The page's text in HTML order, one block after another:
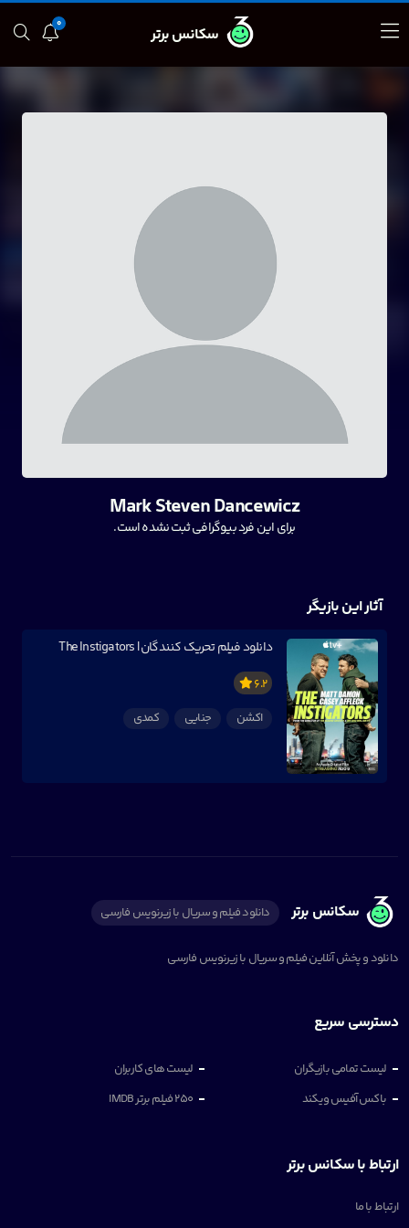
0
سکانس برتر
Mark Steven Dancewicz
برای این فرد بیوگرافی ثبت نشده است.
آثار این بازیگر
دانلود فیلم تحریک کنندگان | The Instigators
6.2
اکشن
جنایی کمدی
سکانس برتر دانلود فیلم و سریال با زیرنویس فارسی
دانلود و پخش آنلاین فیلم و سریال با زیرنویس فارسی
دسترسی سریع
لیست تمامی بازیگران
لیست های کاربران
باکس آفیس ویکند
250 فیلم برتر IMDB
ارتباط با سکانس برتر
ارتباط با ما